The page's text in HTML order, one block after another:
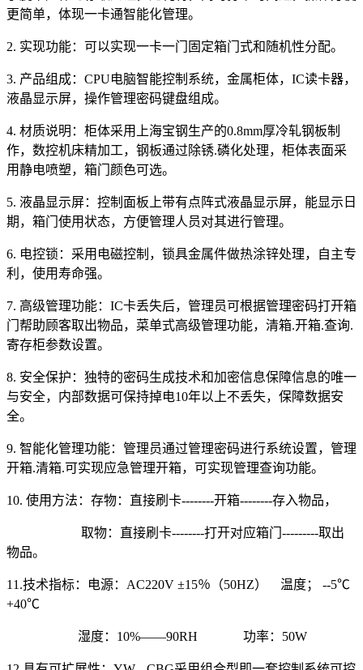
更简单，体现一卡通智能化管理。
2. 实现功能：可以实现一卡一门固定箱门式和随机性分配。
3. 产品组成：CPU电脑智能控制系统，金属柜体，IC读卡器，
液晶显示屏，操作管理密码键盘组成。
4. 材质说明：柜体采用上海宝钢生产的0.8mm厚冷轧钢板制
作，数控机床精加工，钢板通过除锈.磷化处理，柜体表面采
用静电喷塑，箱门颜色可选。
5. 液晶显示屏：控制面板上带有点阵式液晶显示屏，能显示日
期，箱门使用状态，方便管理人员对其进行管理。
6. 电控锁：采用电磁控制，锁具金属件做热涂锌处理，自主专
利，使用寿命强。
7. 高级管理功能：IC卡丢失后，管理员可根据管理密码打开箱
门帮助顾客取出物品，菜单式高级管理功能，清箱.开箱.查询.
寄存柜参数设置。
8. 安全保护：独特的密码生成技术和加密信息保障信息的唯一
与安全，内部数据可保持掉电10年以上不丢失，保障数据安
全。
9. 智能化管理功能：管理员通过管理密码进行系统设置，管理
开箱.清箱.可实现应急管理开箱，可实现管理查询功能。
10. 使用方法：存物：直接刷卡--------开箱--------存入物品，
取物：直接刷卡--------打开对应箱门---------取出
物品。
11.技术指标：电源：AC220V ±15％（50HZ） 温度； --5℃
+40℃
湿度：10%——90RH 功率：50W